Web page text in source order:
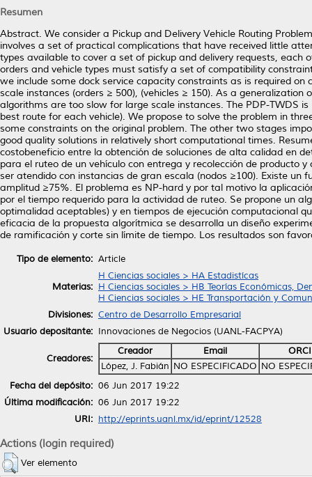
Resumen
Abstract. We consider a Pickup and Delivery Vehicle Routing
involves a set of practical complications that have received little
types available to cover a set of pickup and delivery requests,
orders and vehicle types must satisfy a set of compatibility
we include some dock service capacity constraints as is required
scale instances (orders ≥ 500), (vehicles ≥ 150). As a
algorithms are too slow for large scale instances. The PDP-TWDS
best route for each vehicle). We propose to solve the problem in
some constraints on the original problem. The other two stages
good quality solutions in relatively short computational times.
costobeneficio entre la obtención de soluciones de alta calidad en
para el ruteo de un vehículo con entrega y recolección de producto
ser atendido con instancias de gran escala (nodos ≥100). Existe
amplitud ≥75%. El problema es NP-hard y por tal motivo la
por el tiempo requerido para la actividad de ruteo. Se propone un
optimalidad aceptables) y en tiempos de ejecución computacional
eficacia de la propuesta algorítmica se desarrolla un diseño
de ramificación y corte sin límite de tiempo. Los resultados son
Tipo de elemento: Article
Materias:
H Ciencias sociales > HA Estadistícas
H Ciencias sociales > HB Teorías Económicas,
H Ciencias sociales > HE Transportación y
Divisiones: Centro de Desarrollo Empresarial
Usuario depositante: Innovaciones de Negocios (UANL-FACPYA)
Creadores:
Creador Email
López, J. Fabián NO ESPECIFICADO NO
Fecha del depósito: 06 Jun 2017 19:22
Última modificación: 06 Jun 2017 19:22
URI: http://eprints.uanl.mx/id/eprint/12528
Actions (login required)
Ver elemento